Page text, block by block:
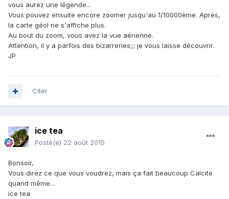
vous aurez une légende...
Vous pouvez ensuite encore zoomer jusqu'au 1/10000ème. Après,
la carte géol ne s'affiche plus.
Au bout du zoom, vous avez la vue aérienne.
Attention, il y a parfois des bizarreries;;; je vous laisse découvrir.
JP
Citer
ice tea
Posté(e) 22 août 2015
Bonsoir,
Vous direz ce que vous voudrez, mais ça fait beaucoup Calcite
quand même...
ice tea